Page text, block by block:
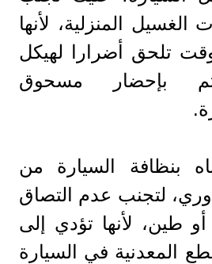
المنزلية، لأنها
تلحق أضرارا لهيكل
بإحضار مسحوق
بنظافة السيارة من
لتجنب عدم التصاق
طين، لأنها تؤدي إلى
المعدنية في السيارة